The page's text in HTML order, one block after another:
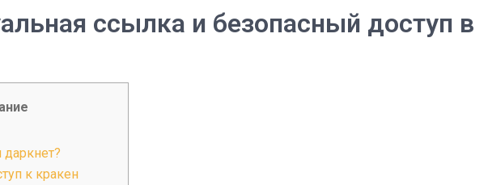
ссылка и безопасный доступ в
даркнет?
к кракен